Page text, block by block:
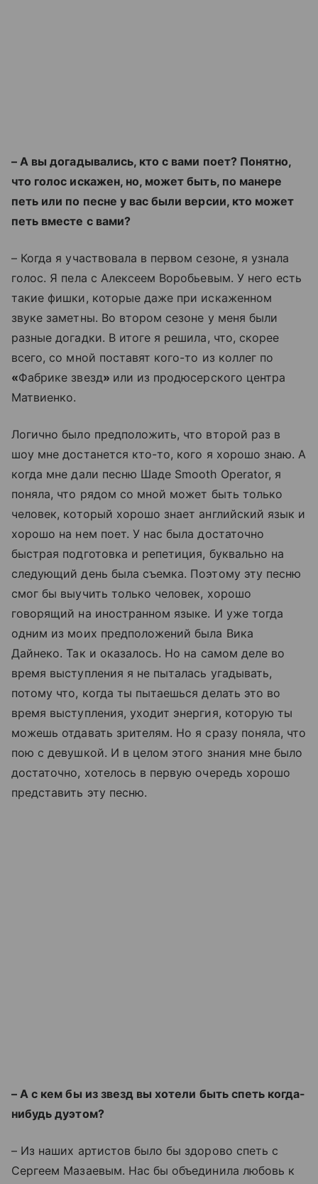
– А вы догадывались, кто с вами поет? Понятно,
что голос искажен, но, может быть, по манере
петь или по песне у вас были версии, кто может
петь вместе с вами?
– Когда я участвовала в первом сезоне, я узнала
голос. Я пела с Алексеем Воробьевым. У него есть
такие фишки, которые даже при искаженном
звуке заметны. Во втором сезоне у меня были
разные догадки. В итоге я решила, что, скорее
всего, со мной поставят кого-то из коллег по
«Фабрике звезд» или из продюсерского центра
Матвиенко.
Логично было предположить, что второй раз в
шоу мне достанется кто-то, кого я хорошо знаю. А
когда мне дали песню Шаде Smooth Operator, я
поняла, что рядом со мной может быть только
человек, который хорошо знает английский язык и
хорошо на нем поет. У нас была достаточно
быстрая подготовка и репетиция, буквально на
следующий день была съемка. Поэтому эту песню
смог бы выучить только человек, хорошо
говорящий на иностранном языке. И уже тогда
одним из моих предположений была Вика
Дайнеко. Так и оказалось. Но на самом деле во
время выступления я не пыталась угадывать,
потому что, когда ты пытаешься делать это во
время выступления, уходит энергия, которую ты
можешь отдавать зрителям. Но я сразу поняла, что
пою с девушкой. И в целом этого знания мне было
достаточно, хотелось в первую очередь хорошо
представить эту песню.
– А с кем бы из звезд вы хотели быть спеть когда-
нибудь дуэтом?
– Из наших артистов было бы здорово спеть с
Сергеем Мазаевым. Нас бы объединила любовь к